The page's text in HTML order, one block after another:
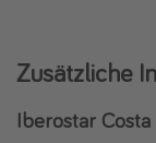
Zusätzliche
Iberostar